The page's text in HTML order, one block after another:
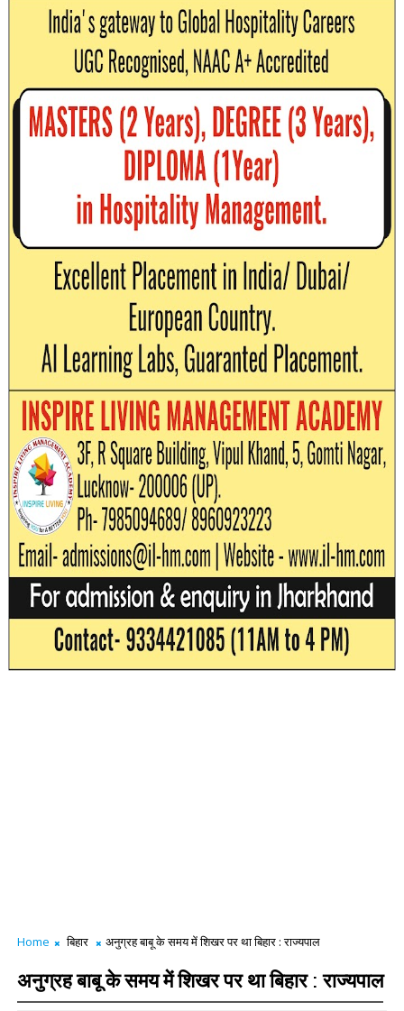
Home बिहार अनुग्रह बाबू के समय में शिखर पर था बिहार : राज्यपाल
अनुग्रह बाबू के समय में शिखर पर था बिहार : राज्यपाल